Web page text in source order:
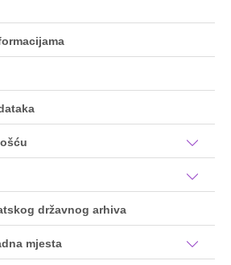
državnog arhiva
mjesta